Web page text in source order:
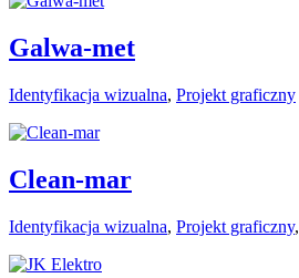
Galwa-met
Identyfikacja wizualna, Projekt graficzny
Clean-mar
Identyfikacja wizualna, Projekt graficzny,